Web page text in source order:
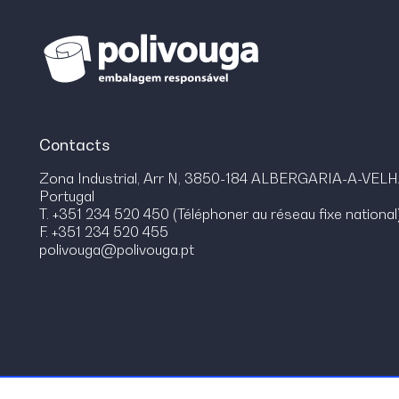
Contacts
Zona Industrial, Arr N, 3850-184 ALBERGARIA-A-
Portugal
T. +351 234 520 450 (Téléphoner au réseau fixe
F. +351 234 520 455
polivouga@polivouga.pt